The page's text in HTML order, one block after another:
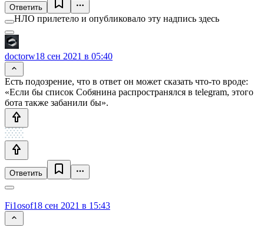
Ответить
НЛО прилетело и опубликовало эту надпись здесь
doctorw18 сен 2021 в 05:40
Есть подозрение, что в ответ он может сказать что-то вроде:
«Если бы список Собянина распространялся в telegram, этого
бота также забанили бы».
Ответить
Fi1osof18 сен 2021 в 15:43